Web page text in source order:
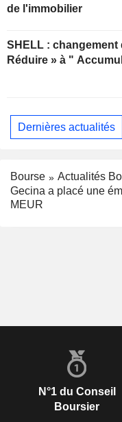
de l'immobilier
SHELL : changement d'opinion, de "
Réduire » à "
Dernières actualités
Bourse
Actualités
Gecina a placé une
MEUR
N°1 du Conseil
Boursier